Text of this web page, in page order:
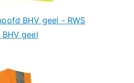
BHV geel - RWS
geel